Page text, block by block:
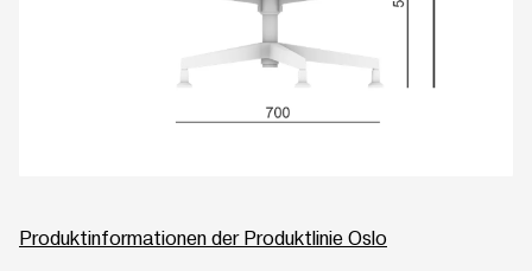
Produktinformationen der Produktlinie Oslo